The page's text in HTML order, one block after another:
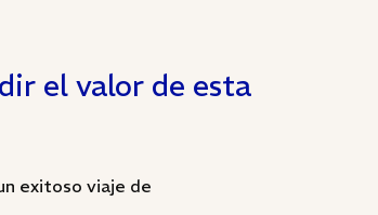
el valor de esta
exitoso viaje de